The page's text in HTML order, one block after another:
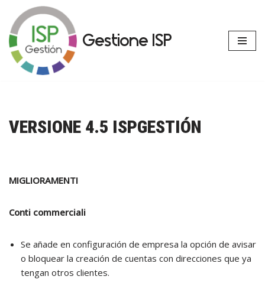
Vai
al
contenuto
Gestione ISP
VERSIONE 4.5 ISPGESTIÓN
MIGLIORAMENTI
Conti commerciali
Se añade en configuración de empresa la opción de avisar
o bloquear la creación de cuentas con direcciones que ya
tengan otros clientes.